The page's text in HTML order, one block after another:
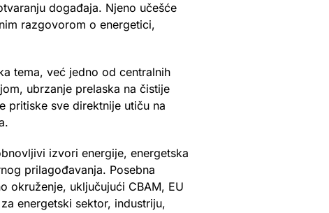
događaja. Njeno učešće
razgovorom o energetici,
tema, već jedno od centralnih
ubrzanje prelaska na čistije
pritiske sve direktnije utiču na
izvori energije, energetska
prilagođavanja. Posebna
okruženje, uključujući CBAM, EU
energetski sektor, industriju,